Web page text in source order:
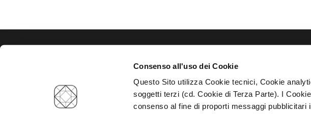
Consenso all'uso dei Cookie
Questo Sito utilizza Cookie tecnici, Cookie
soggetti terzi (cd. Cookie di Terza Parte). I
consenso al fine di proporti messaggi
Lago di Garda